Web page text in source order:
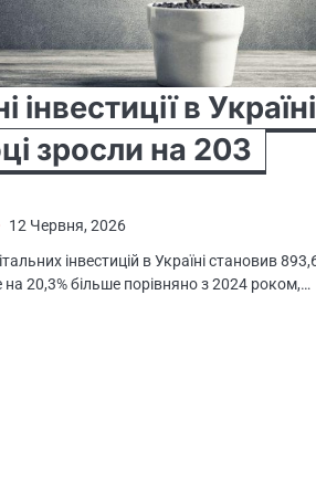
інвестиції в Україні
зросли на 203
12 Червня, 2026
інвестицій в Україні становив
20,3% більше порівняно з 2024 роком,…